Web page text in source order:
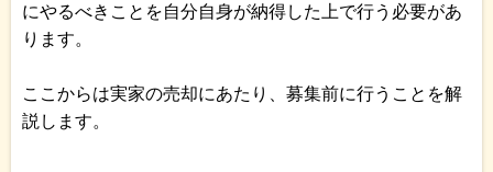
にやるべきことを自分自身が納得した上で行う必要があ
ります。
ここからは実家の売却にあたり、募集前に行うことを解
説します。